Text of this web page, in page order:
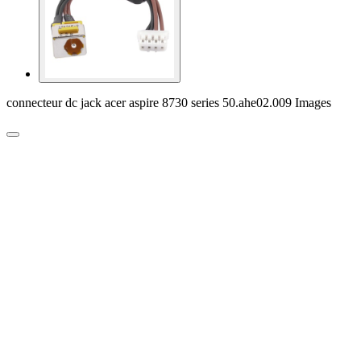
connecteur dc jack acer aspire 8730 series 50.ahe02.009 Images